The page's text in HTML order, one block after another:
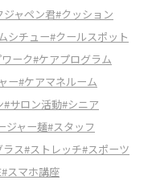
ジャペン君#クッション
シチュー#クールスポット
ーク#ケアプログラム
ー#ケアマネルーム
#サロン活動#シニア
ジャー麺#スタッフ
ス#ストレッチ#スポーツ
#スマホ講座